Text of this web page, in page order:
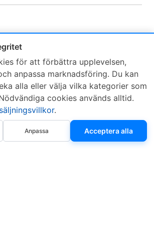
för att förbättra upplevelsen,
anpassa marknadsföring. Du kan
alla eller välja vilka kategorier som
cookies används alltid.
.
Anpassa Acceptera alla
Köp nu
och tipsa en vän om denna produkt
mest sålda dieselbox
Återförsäljare
Sök KCR-box